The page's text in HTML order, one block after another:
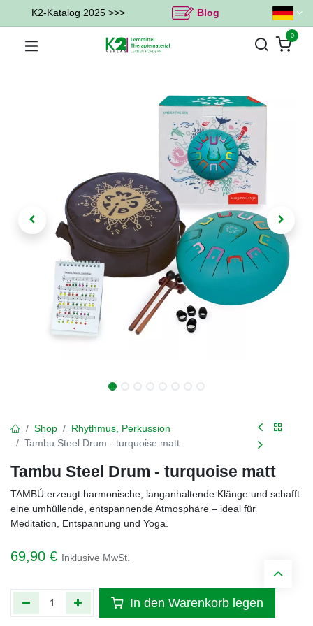
K2-Katalog 2025 >>> Blog
0
Shop
Rhythmus, Perkussion
Tambu Steel Drum - turquoise matt
Tambu Steel Drum - turquoise matt
TAMBÚ erzeugt harmonische, langanhaltende Klänge und schafft
eine umhüllende, entspannende Atmosphäre – ideal für
Meditation, Entspannung und Yoga.
69,90 € Inklusive MwSt.
In den Warenkorb legen